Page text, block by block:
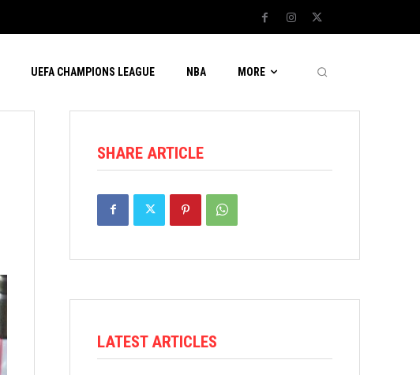
UEFA CHAMPIONS LEAGUE NBA MORE
SHARE ARTICLE
LATEST ARTICLES